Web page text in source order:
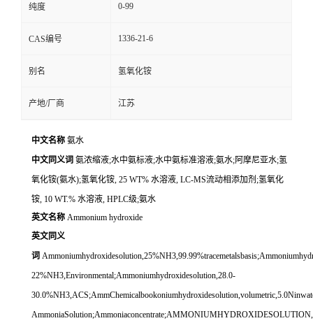
纯度 0-99
CAS编号 1336-21-6
别名 氢氧化铵
产地/厂商 江苏
中文名称 氨水
中文同义词 氨浓缩液;水中氨标液;水中氨标准溶液;氨水;阿摩尼亚水;氢
氧化铵(氨水);氢氧化铵, 25 WT% 水溶液, LC-MS流动相添加剂;氢氧化
铵, 10 WT.% 水溶液, HPLC级;氨水
英文名称 Ammonium hydroxide
英文同义
词
22%NH3,Environmental;Ammoniumhydroxidesolution,28.0-